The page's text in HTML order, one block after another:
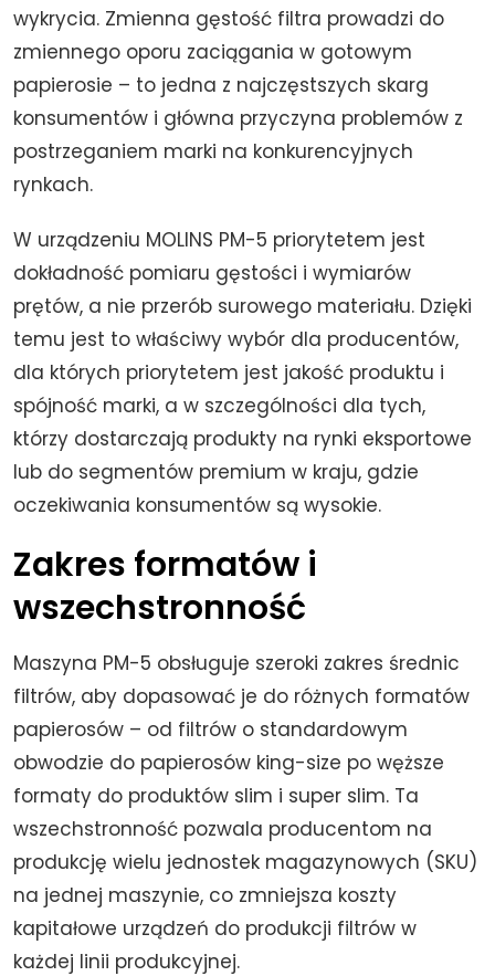
wykrycia. Zmienna gęstość filtra prowadzi do
zmiennego oporu zaciągania w gotowym
papierosie – to jedna z najczęstszych skarg
konsumentów i główna przyczyna problemów z
postrzeganiem marki na konkurencyjnych
rynkach.
W urządzeniu MOLINS PM-5 priorytetem jest
dokładność pomiaru gęstości i wymiarów
prętów, a nie przerób surowego materiału. Dzięki
temu jest to właściwy wybór dla producentów,
dla których priorytetem jest jakość produktu i
spójność marki, a w szczególności dla tych,
którzy dostarczają produkty na rynki eksportowe
lub do segmentów premium w kraju, gdzie
oczekiwania konsumentów są wysokie.
Zakres formatów i
wszechstronność
Maszyna PM-5 obsługuje szeroki zakres średnic
filtrów, aby dopasować je do różnych formatów
papierosów – od filtrów o standardowym
obwodzie do papierosów king-size po węższe
formaty do produktów slim i super slim. Ta
wszechstronność pozwala producentom na
produkcję wielu jednostek magazynowych (SKU)
na jednej maszynie, co zmniejsza koszty
kapitałowe urządzeń do produkcji filtrów w
każdej linii produkcyjnej.